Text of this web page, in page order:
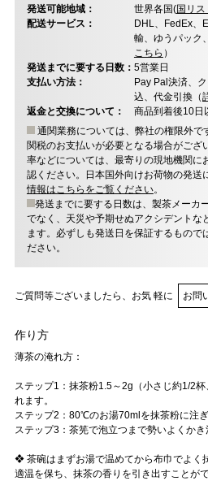
発送可能地域： 世界各国(国リス
配送サービス：
DHL、FedEx、
輸、ゆうパック
こちら ）
発送までに要する日数： 5営業日
支払い方法：
Pay Pal決済、
込、代金引換（
返金と交換について：
商品到着後10日
通関業務については、弊社の権限外で
関税のお支払いが必要となる場合がござ
率などについては、最寄りの現地機関に
認ください。日本国外向けお荷物の発送
情報はこちらをご覧ください。
発送までに要する日数は、製茶メーカ
でなく、天災や予期せぬアクシデントな
ます。必ずしも発送日を保証するもので
ださい。
ご質問等ございましたら、お気 軽に お問
作り方
薄茶の淹れ方：
ステップ1：抹茶粉1.5～2g（小さじ約1/2
れます。
ステップ2：80℃のお湯70mlを抹茶粉に注ぎ
ステップ3：茶筅で泡立つまで勢いよくかき
❖ 茶碗はまずお湯で温めてから布巾でよく
適温を保ち、抹茶の香りを引き出すことがで